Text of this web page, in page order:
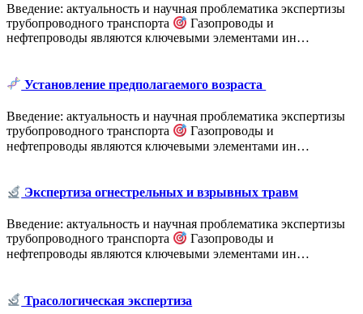
Введение: актуальность и научная проблематика экспертизы
трубопроводного транспорта
Газопроводы и
нефтепроводы являются ключевыми элементами ин…
Установление предполагаемого возраста
Введение: актуальность и научная проблематика экспертизы
трубопроводного транспорта
Газопроводы и
нефтепроводы являются ключевыми элементами ин…
Экспертиза огнестрельных и взрывных травм
Введение: актуальность и научная проблематика экспертизы
трубопроводного транспорта
Газопроводы и
нефтепроводы являются ключевыми элементами ин…
Трасологическая экспертиза